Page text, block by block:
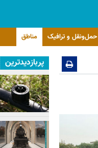
حمل‌ونقل و ترافیک مناطق
پربازدیدترین